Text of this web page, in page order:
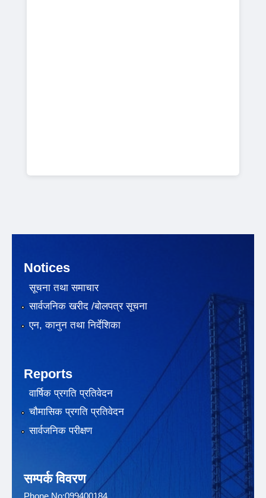
Notices
सूचना तथा समाचार
सार्वजनिक खरीद /बोलपत्र सूचना
एन, कानुन तथा निर्देशिका
Reports
वार्षिक प्रगति प्रतिवेदन
चौमासिक प्रगति प्रतिवेदन
सार्वजनिक परीक्षण
सम्पर्क विवरण
Phone No:099400184